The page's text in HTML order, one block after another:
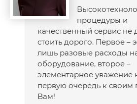
процедуры и
качественный сервис не
стоить дорого. Первое –
лишь разовые расходы
оборудование, второе –
элементарное уважение
первую очередь к своим
Вам!